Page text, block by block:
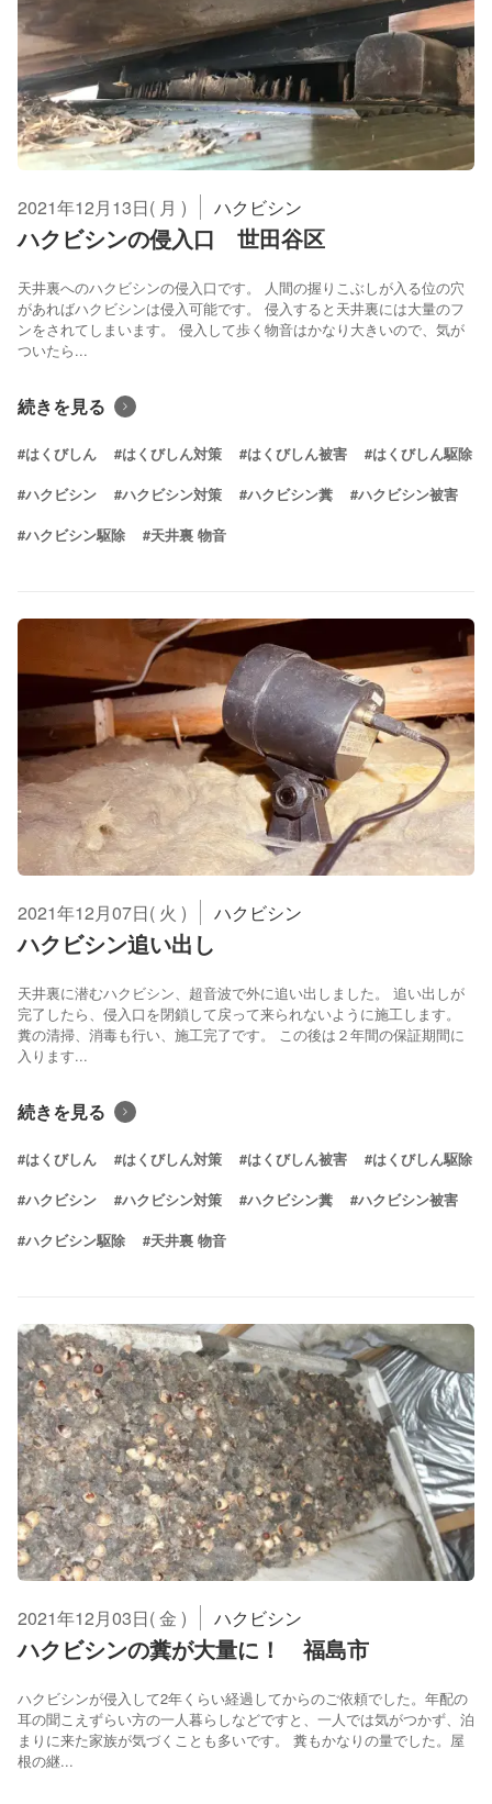
2021年12月13日( 月 ) ハクビシン
ハクビシンの侵入口 世田谷区
天井裏へのハクビシンの侵入口です。 人間の握りこぶしが入る位の穴
があればハクビシンは侵入可能です。 侵入すると天井裏には大量のフ
ンをされてしまいます。 侵入して歩く物音はかなり大きいので、気が
ついたら...
続きを見る
#はくびしん #はくびしん対策 #はくびしん被害 #はくびしん駆除
#ハクビシン #ハクビシン対策 #ハクビシン糞 #ハクビシン被害
#ハクビシン駆除 #天井裏 物音
2021年12月07日( 火 ) ハクビシン
ハクビシン追い出し
天井裏に潜むハクビシン、超音波で外に追い出しました。 追い出しが
完了したら、侵入口を閉鎖して戻って来られないように施工します。
糞の清掃、消毒も行い、施工完了です。 この後は２年間の保証期間に
入ります...
続きを見る
#はくびしん #はくびしん対策 #はくびしん被害 #はくびしん駆除
#ハクビシン #ハクビシン対策 #ハクビシン糞 #ハクビシン被害
#ハクビシン駆除 #天井裏 物音
2021年12月03日( 金 ) ハクビシン
ハクビシンの糞が大量に！ 福島市
ハクビシンが侵入して2年くらい経過してからのご依頼でした。年配の
耳の聞こえずらい方の一人暮らしなどですと、一人では気がつかず、泊
まりに来た家族が気づくことも多いです。 糞もかなりの量でした。屋
根の継...